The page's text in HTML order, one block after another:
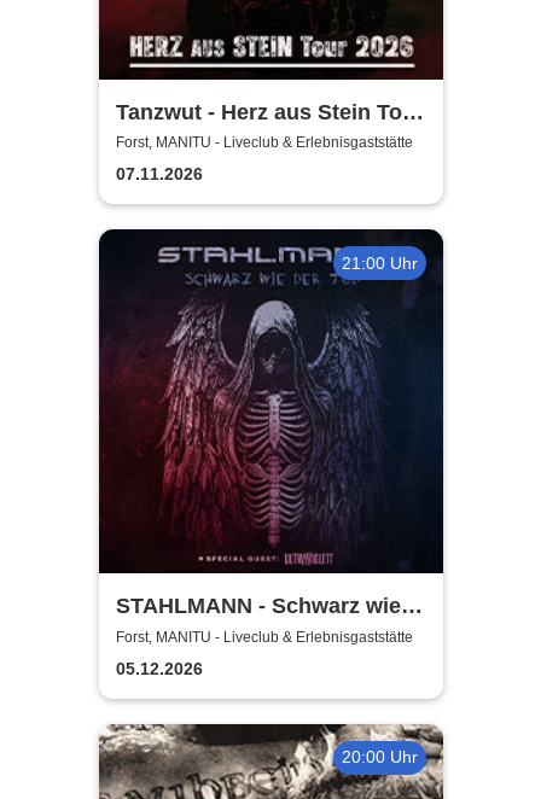
Tanzwut - Herz aus Stein Tour
2026
Forst, MANITU - Liveclub & Erlebnisgaststätte
07.11.2026
21:00 Uhr
STAHLMANN - Schwarz wie
der Tod Tour 2026
Forst, MANITU - Liveclub & Erlebnisgaststätte
05.12.2026
20:00 Uhr